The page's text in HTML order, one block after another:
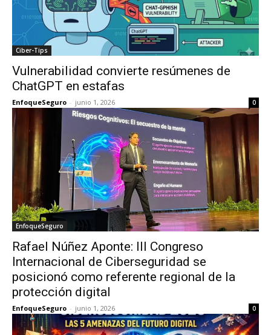
Ciber-Tips
Vulnerabilidad convierte resúmenes de
ChatGPT en estafas
EnfoqueSeguro - junio 1, 2026 0
EnfoqueSeguro
Rafael Núñez Aponte: III Congreso
Internacional de Ciberseguridad se
posicionó como referente regional de la
protección digital
EnfoqueSeguro - junio 1, 2026 0